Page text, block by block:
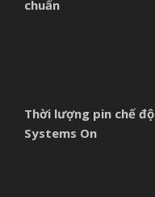
chuẩn
Thời lượng pin chế độ
Systems On